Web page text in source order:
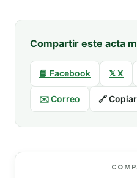
Compartir este acta
📘 Facebook 𝕏 X
✉️ Correo 🔗